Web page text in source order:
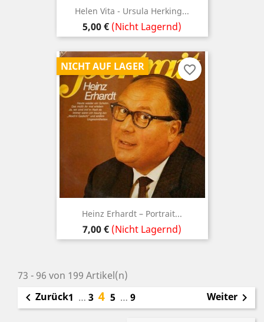
Helen Vita - Ursula Herking...
Preis
5,00 € (Nicht Lagernd)
Heinz Erhardt – Portrait...
Preis
7,00 € (Nicht Lagernd)
NICHT AUF LAGER favorite_border
73 - 96 von 199 Artikel(n)
 Zurück1 … 3 4 5 … 9 Weiter 